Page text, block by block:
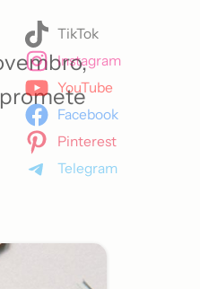
TikTok
Instagram
YouTube
Facebook
Pinterest
Telegram